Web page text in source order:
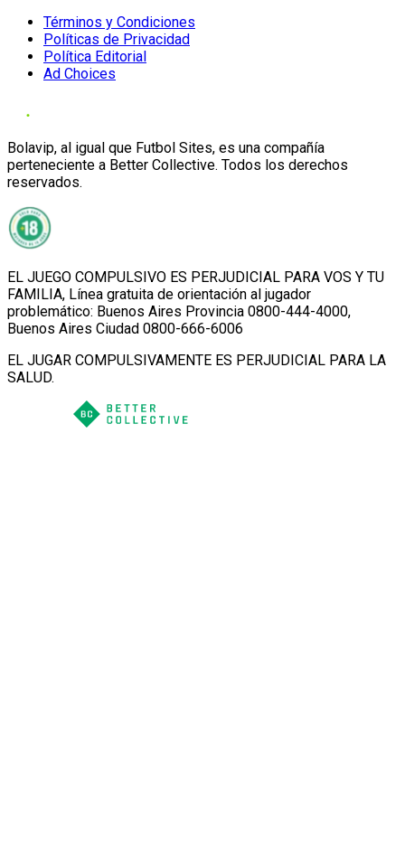
Términos y Condiciones
Políticas de Privacidad
Política Editorial
Ad Choices
Bolavip, al igual que Futbol Sites, es una compañía
perteneciente a Better Collective. Todos los derechos
reservados.
EL JUEGO COMPULSIVO ES PERJUDICIAL PARA VOS Y TU
FAMILIA, Línea gratuita de orientación al jugador
problemático: Buenos Aires Provincia 0800-444-4000,
Buenos Aires Ciudad 0800-666-6006
EL JUGAR COMPULSIVAMENTE ES PERJUDICIAL PARA LA
SALUD.